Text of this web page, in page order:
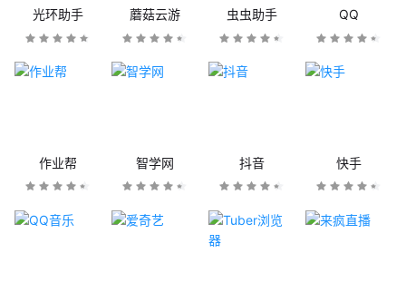
光环助手 蘑菇云游 虫虫助手 QQ
作业帮 智学网 抖音 快手